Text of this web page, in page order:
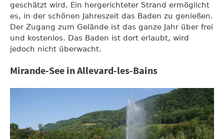
geschätzt wird. Ein hergerichteter Strand ermöglicht
es, in der schönen Jahreszeit das Baden zu genießen.
Der Zugang zum Gelände ist das ganze Jahr über frei
und kostenlos. Das Baden ist dort erlaubt, wird
jedoch nicht überwacht.
Mirande-See in Allevard-les-Bains